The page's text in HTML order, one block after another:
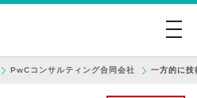
PwCコンサルティング合同会社 一方的に技